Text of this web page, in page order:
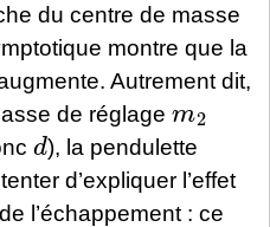
du centre de masse
montre que la
Autrement dit,
de réglage
m2
d
), la pendulette
d’expliquer l’effet
l’échappement : ce